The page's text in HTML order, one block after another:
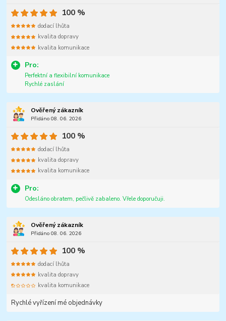
Pro:
Perfektní a flexibilní komunikace
Rychlé zaslání
100 %
dodací lhůta
kvalita dopravy
kvalita komunikace
Ověřený zákazník
Přidáno 08. 06. 2026
Pro:
Odesláno obratem, pečlivě zabaleno. Vřele doporučuji.
100 %
dodací lhůta
kvalita dopravy
kvalita komunikace
Ověřený zákazník
Přidáno 08. 06. 2026
Rychlé vyřízení mé objednávky
100 %
dodací lhůta
kvalita dopravy
kvalita komunikace